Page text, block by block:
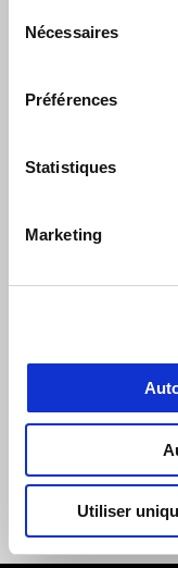
Nécessaires
Préférences
Statistiques
Marketing
Utiliser
CAPOT DE
€ 269